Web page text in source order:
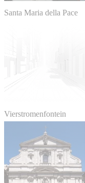
Santa Maria della Pace
Vierstromenfontein